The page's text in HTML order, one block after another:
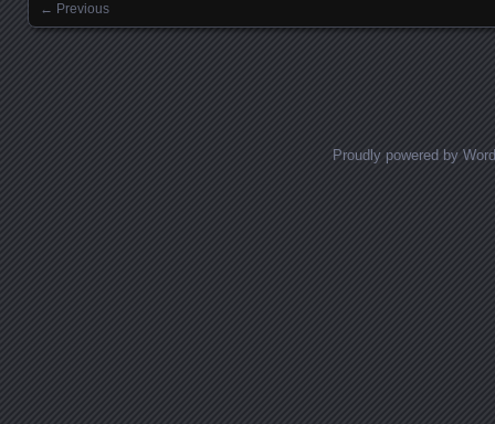
Images navigation
← Previous
Proudly powered by